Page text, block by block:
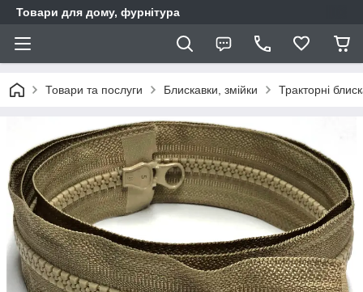
Товари для дому, фурнітура
Товари та послуги Блискавки, змійки Тракторні